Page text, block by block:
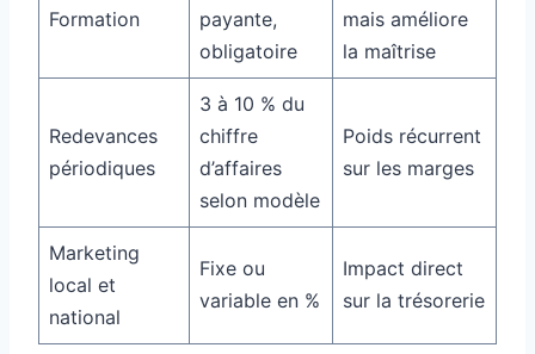
Formation
payante,
obligatoire
mais améliore
la maîtrise
Redevances
périodiques
3 à 10 % du
chiffre
d’affaires
selon modèle
Poids récurrent
sur les marges
Marketing
local et
national
Fixe ou
variable en %
Impact direct
sur la trésorerie